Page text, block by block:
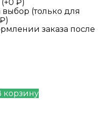
0 ₽)
(только для
₽)
заказа после
корзину